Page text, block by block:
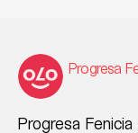
Progresa
Progresa